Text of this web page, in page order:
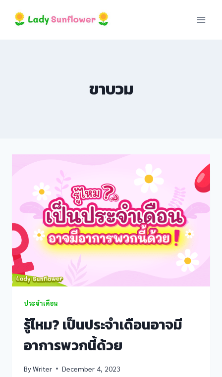
ขาบวม
ประจำเดือน
รู้ไหม? เป็นประจำเดือนอาจมี
อาการพวกนี้ด้วย
ByWriter December 4, 2023